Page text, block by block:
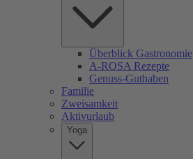
Überblick Gastronomie
A-ROSA Rezepte
Genuss-Guthaben
Familie
Zweisamkeit
Aktivurlaub
Yoga